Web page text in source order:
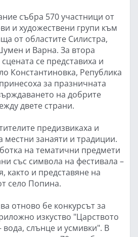
събра 570 участници от
и художествени групи към
от областите Силистра,
и Варна. За втора
се представиха и
Константиновка, Република
за празничната
на добрите
двете страни.
предизвикаха и
местни занаяти и традиции.
на тематични предмети
със символа на фестивала –
както и представяне на
село Попина.
отново бе конкурсът за
изкуство "Царството
вода, слънце и усмивки". В